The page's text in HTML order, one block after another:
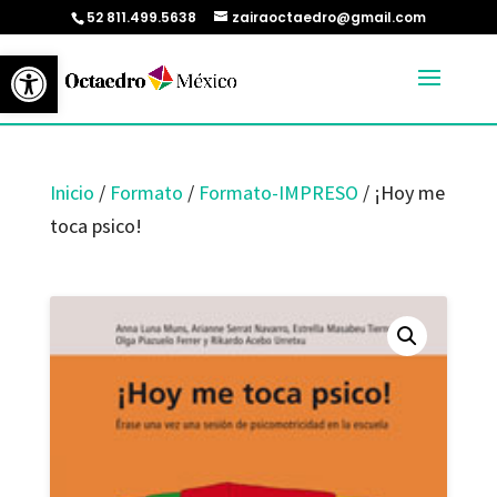
Abrir barra de herramientas
52 811.499.5638 zairaoctaedro@gmail.com
Inicio / Formato / Formato-IMPRESO / ¡Hoy me
toca psico!